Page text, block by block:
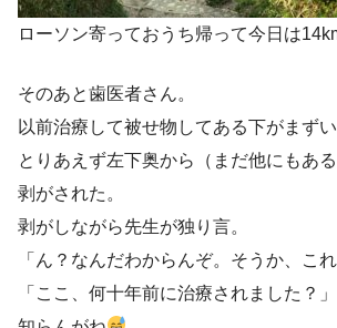
ローソン寄っておうち帰って今日は
そのあと歯医者さん。
以前治療して被せ物してある下がまずい
とりあえず左下奥から（まだ他にもある
剥がされた。
剥がしながら先生が独り言。
「ん？なんだわからんぞ。そうか、こ
「ここ、何十年前に治療されました？」